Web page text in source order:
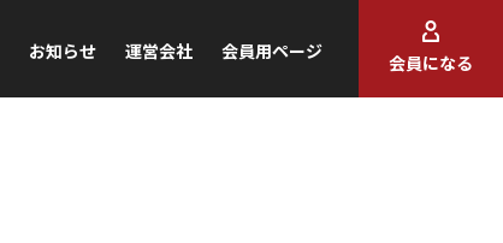
お知らせ 運営会社 会員用ページ
会員になる